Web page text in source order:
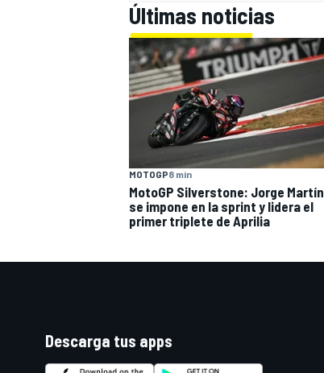
Últimas noticias
MOTOGP8 min
MotoGP Silverstone: Jorge Martín
se impone en la sprint y lidera el
primer triplete de Aprilia
Descarga tus apps